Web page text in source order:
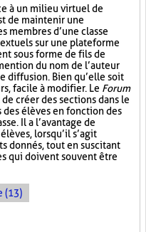
à un milieu virtuel de
de maintenir une
membres d’une classe
sur une plateforme
sous forme de fils de
du nom de l’auteur
diffusion. Bien qu’elle soit
facile à modifier. Le Forum
créer des sections dans le
élèves en fonction des
Il a l’avantage de
lorsqu’il s’agit
donnés, tout en suscitant
qui doivent souvent être
(13)